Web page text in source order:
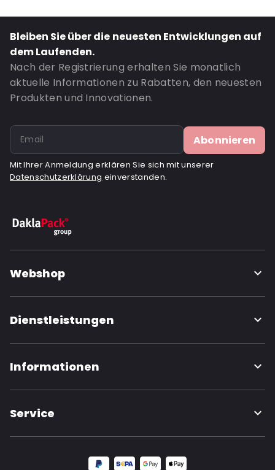
Valve: Ohne Ventil
Bestell-ID: 642
Bleiben Sie über die neuesten Entwicklungen auf
dem Laufenden.
Nach der Registrierung erhalten Sie monatlich
aktuelle Informationen zu Rabatten, den neuesten
Produkten und Innovationen.
Abonnieren
Mit Ihrer Anmeldung erklären Sie sich mit unserer
Datenschutzerklärung einverstanden.
Webshop
Dienstleistungen
Informationen
Service